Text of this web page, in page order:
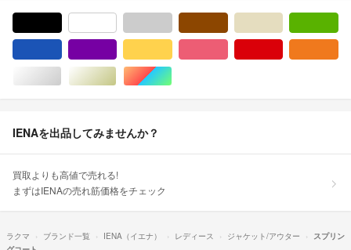
シルバー/銀色系ゴールド/金色系マルチカラー
IENAを出品してみませんか？
買取よりも高値で売れる!
まずはIENAの売れ筋価格をチェック
ラクマ ブランド一覧 IENA（イエナ） レディース ジャケット/アウター
スプリン